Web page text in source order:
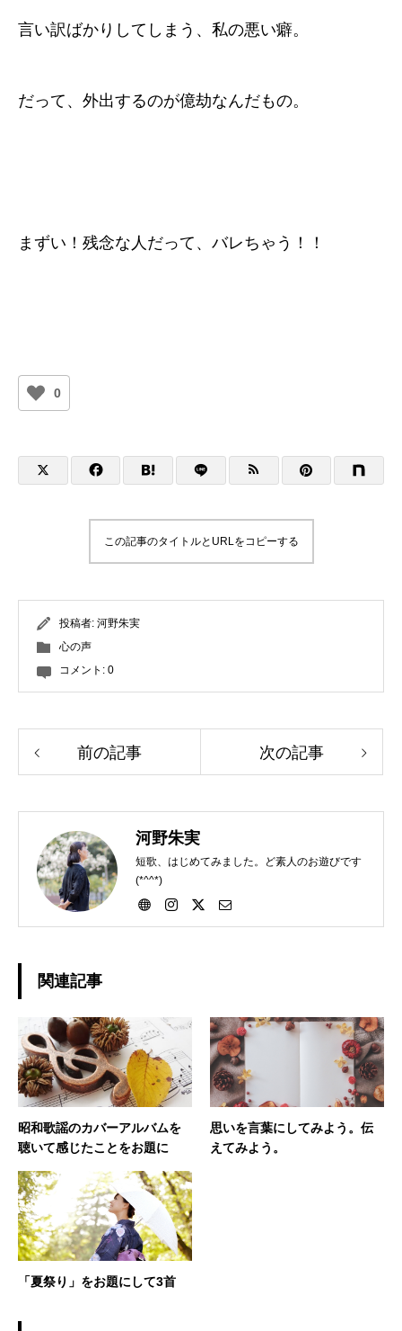
言い訳ばかりしてしまう、私の悪い癖。
だって、外出するのが億劫なんだもの。
まずい！残念な人だって、バレちゃう！！
0
この記事のタイトルとURLをコピーする
投稿者: 河野朱実
心の声
コメント: 0
前の記事 次の記事
河野朱実
短歌、はじめてみました。ど素人のお遊びです
(*^^*)
関連記事
昭和歌謡のカバーアルバムを
聴いて感じたことをお題に
思いを言葉にしてみよう。伝
えてみよう。
「夏祭り」をお題にして3首